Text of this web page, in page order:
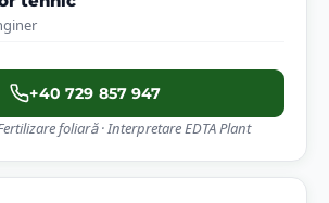
30% — zincul controlează sinteza
celulară.
✅ROfert® Mn+ ✅ROfert® Amino
+40 729 857 947
foliară · Interpretare EDTA Plant